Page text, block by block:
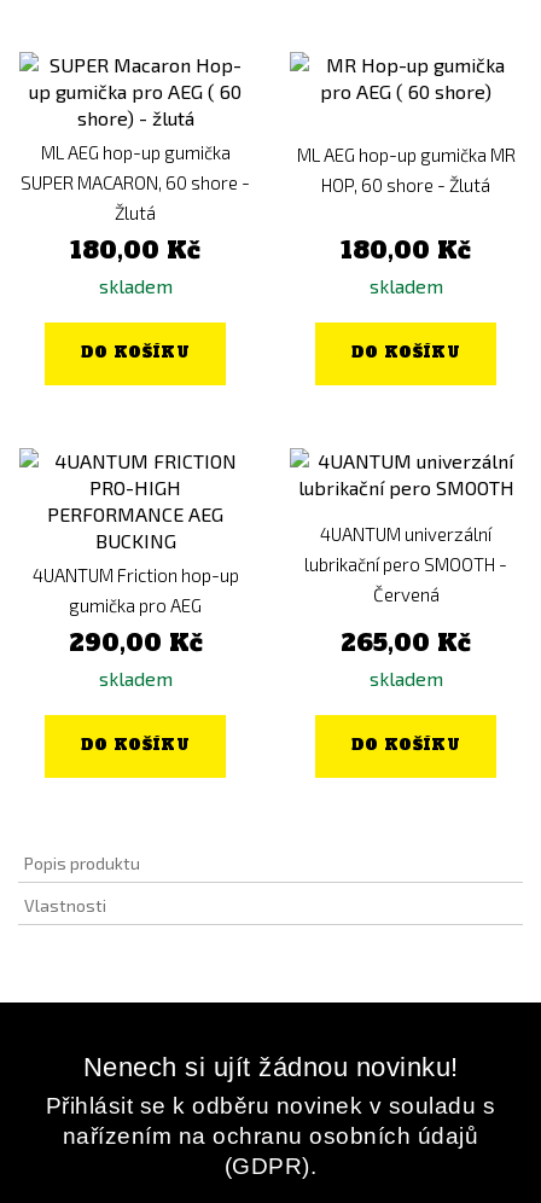
ML AEG hop-up gumička
SUPER MACARON, 60 shore -
Žlutá
180,00 Kč
skladem
DO KOŠÍKU
ML AEG hop-up gumička MR
HOP, 60 shore - Žlutá
180,00 Kč
skladem
DO KOŠÍKU
4UANTUM Friction hop-up
gumička pro AEG
290,00 Kč
skladem
DO KOŠÍKU
4UANTUM univerzální
lubrikační pero SMOOTH -
Červená
265,00 Kč
skladem
DO KOŠÍKU
Popis produktu
Vlastnosti
Nenech si ujít žádnou novinku!
Přihlásit se k odběru novinek v souladu s
nařízením na ochranu osobních údajů
(GDPR).